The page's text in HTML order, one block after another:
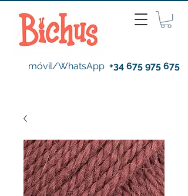
móvil/WhatsApp +34 675 975 675